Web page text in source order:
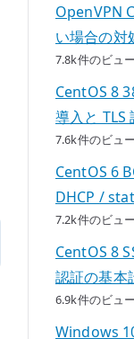
OpenVPN
い場合の対
7.8k件のビュー
CentOS 8
導入と TLS
7.6k件のビュー
CentOS 6
DHCP /
7.2k件のビュー
CentOS 8
認証の基本
6.9k件のビュー
Windows